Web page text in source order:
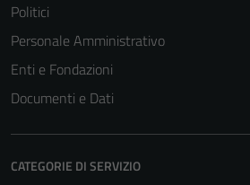
Politici
Personale Amministrativo
Enti e Fondazioni
Documenti e Dati
CATEGORIE DI SERVIZIO